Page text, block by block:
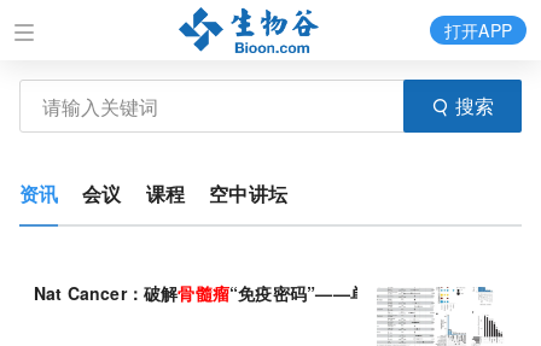
搜索
打开APP
资讯 会议 课程 空中讲坛
Nat Cancer：破解骨髓瘤“免疫密码”——单细胞图谱有望揭示治